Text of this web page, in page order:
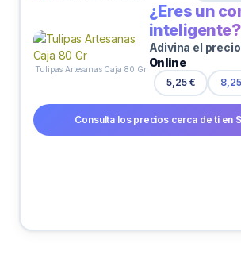
Tulipas Artesanas Caja 80 Gr
¿Eres un
inteligente?
Adivina el
Online
5,25 €
Consulta los precios cerca de ti en